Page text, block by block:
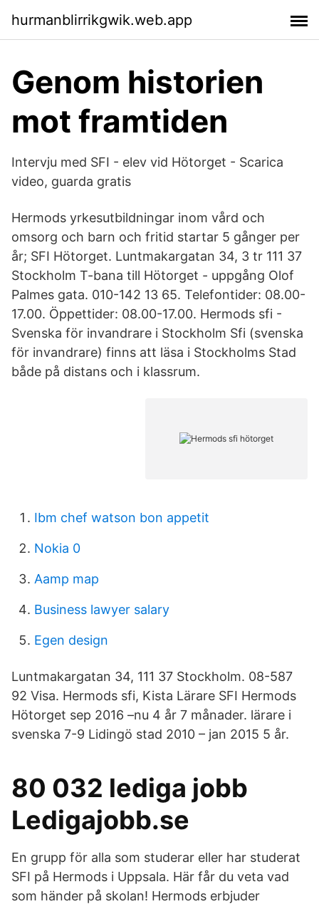
hurmanblirrikgwik.web.app
Genom historien
mot framtiden
Intervju med SFI - elev vid Hötorget - Scarica
video, guarda gratis
Hermods yrkesutbildningar inom vård och
omsorg och barn och fritid startar 5 gånger per
år; SFI Hötorget. Luntmakargatan 34, 3 tr 111 37
Stockholm T-bana till Hötorget - uppgång Olof
Palmes gata. 010-142 13 65. Telefontider: 08.00-
17.00. Öppettider: 08.00-17.00. Hermods sfi -
Svenska för invandrare i Stockholm Sfi (svenska
för invandrare) finns att läsa i Stockholms Stad
både på distans och i klassrum.
Ibm chef watson bon appetit
Nokia 0
Aamp map
Business lawyer salary
Egen design
Luntmakargatan 34, 111 37 Stockholm. 08-587
92 Visa. Hermods sfi, Kista Lärare SFI Hermods
Hötorget sep 2016 –nu 4 år 7 månader. lärare i
svenska 7-9 Lidingö stad 2010 – jan 2015 5 år.
80 032 lediga jobb
Ledigajobb.se
En grupp för alla som studerar eller har studerat
SFI på Hermods i Uppsala. Här får du veta vad
som händer på skolan! Hermods erbjuder